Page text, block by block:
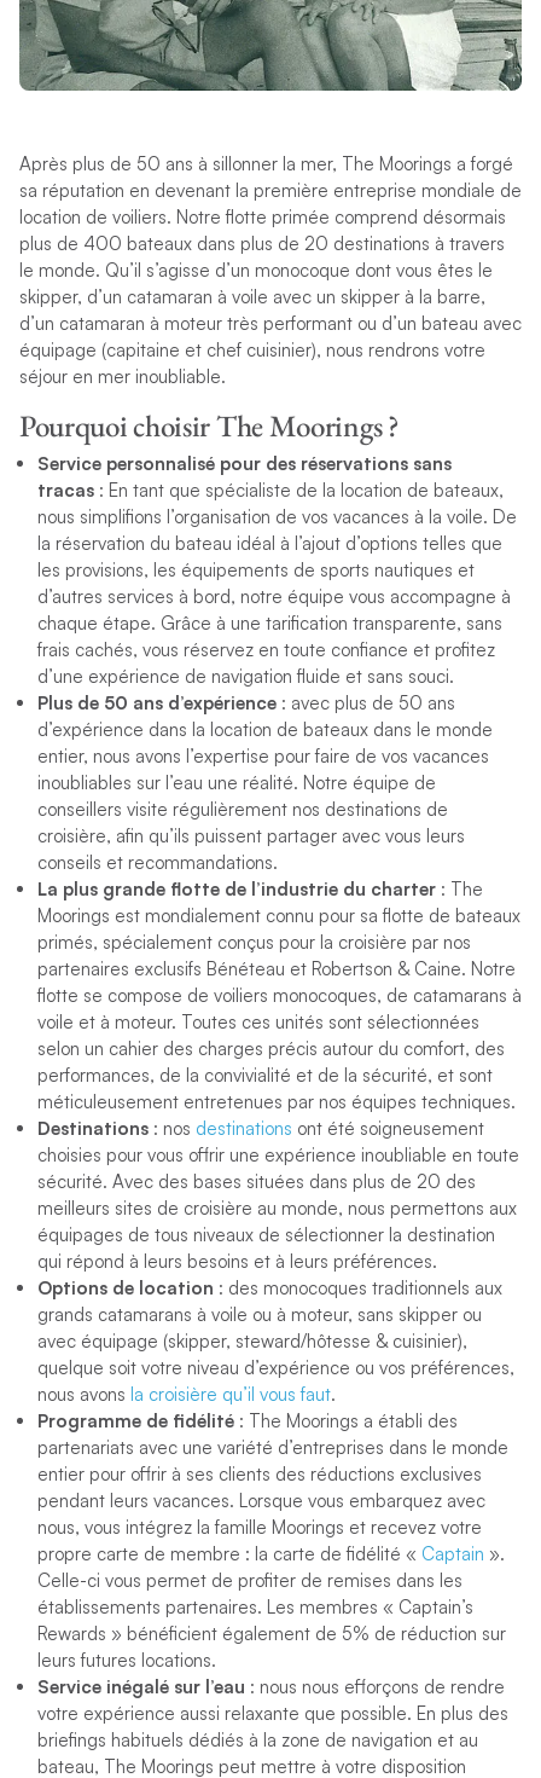
Après plus de 50 ans à sillonner la mer, The Moorings a forgé
sa réputation en devenant la première entreprise mondiale de
location de voiliers. Notre flotte primée comprend désormais
plus de 400 bateaux dans plus de 20 destinations à travers
le monde. Qu’il s’agisse d’un monocoque dont vous êtes le
skipper, d’un catamaran à voile avec un skipper à la barre,
d’un catamaran à moteur très performant ou d’un bateau avec
équipage (capitaine et chef cuisinier), nous rendrons votre
séjour en mer inoubliable.
Pourquoi choisir The Moorings ?
Service personnalisé pour des réservations sans
tracas : En tant que spécialiste de la location de bateaux,
nous simplifions l’organisation de vos vacances à la voile. De
la réservation du bateau idéal à l’ajout d’options telles que
les provisions, les équipements de sports nautiques et
d’autres services à bord, notre équipe vous accompagne à
chaque étape. Grâce à une tarification transparente, sans
frais cachés, vous réservez en toute confiance et profitez
d’une expérience de navigation fluide et sans souci.
Plus de 50 ans d’expérience: avec plus de 50 ans
d’expérience dans la location de bateaux dans le monde
entier, nous avons l’expertise pour faire de vos vacances
inoubliables sur l’eau une réalité. Notre équipe de
conseillers visite régulièrement nos destinations de
croisière, afin qu’ils puissent partager avec vous leurs
conseils et recommandations.
La plus grande flotte de l’industrie du charter : The
Moorings est mondialement connu pour sa flotte de bateaux
primés, spécialement conçus pour la croisière par nos
partenaires exclusifs Bénéteau et Robertson & Caine. Notre
flotte se compose de voiliers monocoques, de catamarans à
voile et à moteur. Toutes ces unités sont sélectionnées
selon un cahier des charges précis autour du comfort, des
performances, de la convivialité et de la sécurité, et sont
méticuleusement entretenues par nos équipes techniques.
Destinations: nos destinations ont été soigneusement
choisies pour vous offrir une expérience inoubliable en toute
sécurité. Avec des bases situées dans plus de 20 des
meilleurs sites de croisière au monde, nous permettons aux
équipages de tous niveaux de sélectionner la destination
qui répond à leurs besoins et à leurs préférences.
Options de location : des monocoques traditionnels aux
grands catamarans à voile ou à moteur, sans skipper ou
avec équipage (skipper, steward/hôtesse & cuisinier),
quelque soit votre niveau d’expérience ou vos préférences,
nous avons la croisière qu’il vous faut.
Programme de fidélité : The Moorings a établi des
partenariats avec une variété d’entreprises dans le monde
entier pour offrir à ses clients des réductions exclusives
pendant leurs vacances. Lorsque vous embarquez avec
nous, vous intégrez la famille Moorings et recevez votre
propre carte de membre : la carte de fidélité « Captain ».
Celle-ci vous permet de profiter de remises dans les
établissements partenaires. Les membres « Captain’s
Rewards » bénéficient également de 5% de réduction sur
leurs futures locations.
Service inégalé sur l’eau : nous nous efforçons de rendre
votre expérience aussi relaxante que possible. En plus des
briefings habituels dédiés à la zone de navigation et au
bateau, The Moorings peut mettre à votre disposition